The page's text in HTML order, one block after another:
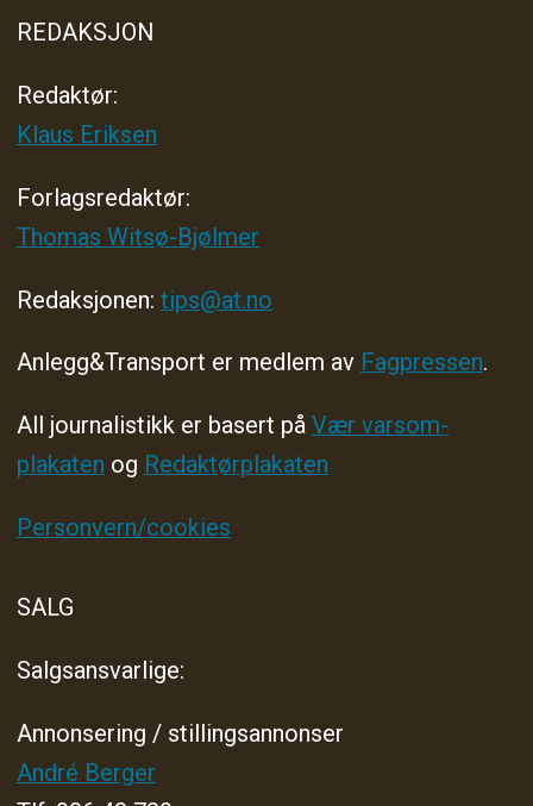
REDAKSJON
Redaktør:
Klaus Eriksen
Forlagsredaktør:
Thomas Witsø-Bjølmer
Redaksjonen: tips@at.no
Anlegg&Transport er medlem av Fagpressen.
All journalistikk er basert på Vær varsom-
plakaten og Redaktørplakaten
Personvern/cookies
SALG
Salgsansvarlige:
Annonsering / stillingsannonser
André Berger